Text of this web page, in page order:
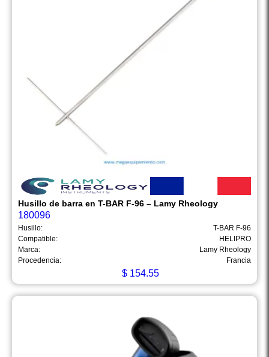
Husillo de barra en T-BAR F-96 – Lamy Rheology
180096
Husillo:
T-BAR F-96
Compatible:
HELIPRO
Marca:
Lamy Rheology
Procedencia:
Francia
$ 154.55